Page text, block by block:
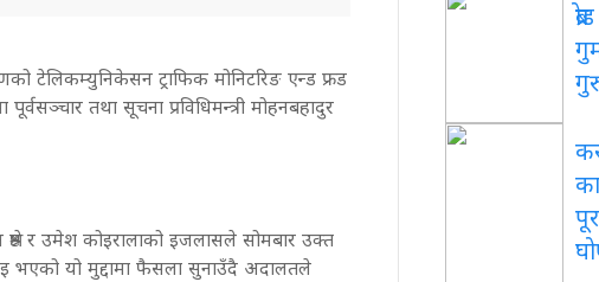
टेलिकम्युनिकेसन ट्राफिक मोनिटरिङ एन्ड फ्रड
पूर्वसञ्चार तथा सूचना प्रविधिमन्त्री मोहनबहादुर
र उमेश कोइरालाको इजलासले सोमबार उक्त
भएको यो मुद्दामा फैसला सुनाउँदै अदालतले